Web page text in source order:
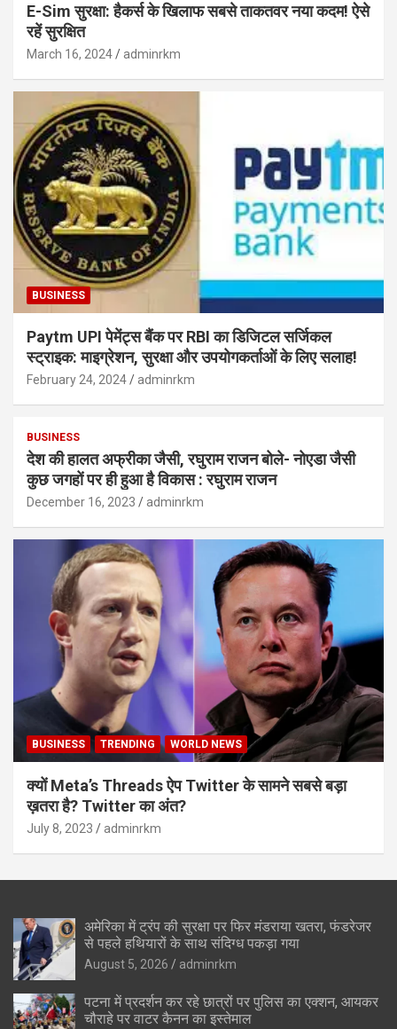
E-Sim सुरक्षा: हैकर्स के खिलाफ सबसे ताकतवर नया कदम! ऐसे
रहें सुरक्षित
March 16, 2024 adminrkm
BUSINESS
Paytm UPI पेमेंट्स बैंक पर RBI का डिजिटल सर्जिकल
स्ट्राइक: माइग्रेशन, सुरक्षा और उपयोगकर्ताओं के लिए सलाह!
February 24, 2024 adminrkm
BUSINESS
देश की हालत अफ्रीका जैसी, रघुराम राजन बोले- नोएडा जैसी
कुछ जगहों पर ही हुआ है विकास : रघुराम राजन
December 16, 2023 adminrkm
BUSINESS TRENDING WORLD NEWS
क्यों Meta’s Threads ऐप Twitter के सामने सबसे बड़ा
ख़तरा है? Twitter का अंत?
July 8, 2023 adminrkm
अमेरिका में ट्रंप की सुरक्षा पर फिर मंडराया खतरा, फंडरेजर
से पहले हथियारों के साथ संदिग्ध पकड़ा गया
August 5, 2026 adminrkm
पटना में प्रदर्शन कर रहे छात्रों पर पुलिस का एक्शन, आयकर
चौराहे पर वाटर कैनन का इस्तेमाल